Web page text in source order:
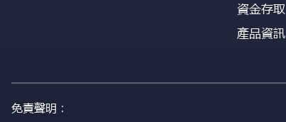
資金存取
產品資訊
免責聲明：